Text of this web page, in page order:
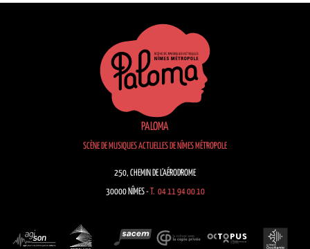
PALOMA
SCÈNE DE MUSIQUES ACTUELLES DE NÎMES MÉTROPOLE
250, CHEMIN DE L’AÉRODROME
30000 NÎMES - T. 04 11 94 00 10